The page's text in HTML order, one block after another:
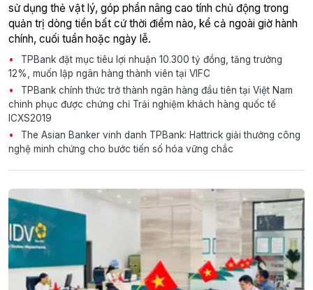
sử dụng thẻ vật lý, góp phần nâng cao tính chủ động trong
quản trị dòng tiền bất cứ thời điểm nào, kể cả ngoài giờ hành
chính, cuối tuần hoặc ngày lễ.
TPBank đặt mục tiêu lợi nhuận 10.300 tỷ đồng, tăng trưởng
12%, muốn lập ngân hàng thành viên tại VIFC
TPBank chính thức trở thành ngân hàng đầu tiên tại Việt Nam
chinh phục được chứng chỉ Trải nghiệm khách hàng quốc tế
ICXS2019
The Asian Banker vinh danh TPBank: Hattrick giải thưởng công
nghệ minh chứng cho bước tiến số hóa vững chắc